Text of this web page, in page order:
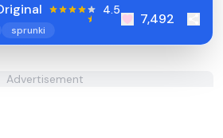
4.5
sprunki
7,492
Advertisement